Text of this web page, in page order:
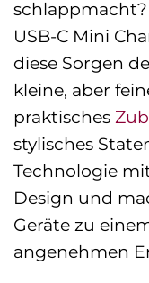
schlappmacht?
USB-C Mini
diese Sorgen
kleine, aber
praktisches
stylisches
Technologie
Design und
Geräte zu
angenehmen